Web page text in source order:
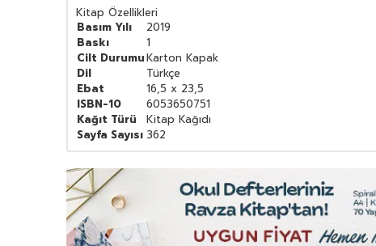
Kitap Özellikleri
Basım Yılı
2019
Baskı
1
Cilt DurumuKarton Kapak
Dil
Türkçe
Ebat
16,5 x 23,5
ISBN-10
6053650751
Kağıt Türü
Kitap Kağıdı
Sayfa Sayısı 362